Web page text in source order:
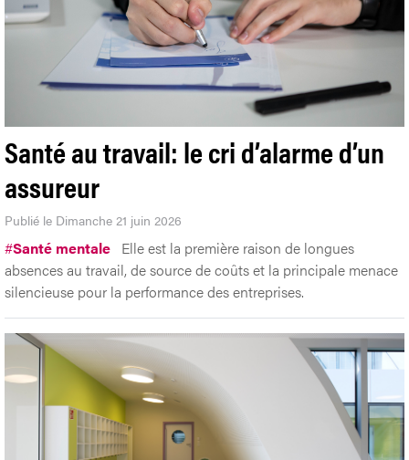
Santé au travail: le cri d’alarme d’un
assureur
Publié le Dimanche 21 juin 2026
#Santé mentale Elle est la première raison de longues
absences au travail, de source de coûts et la principale menace
silencieuse pour la performance des entreprises.